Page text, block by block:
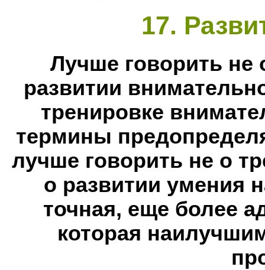
17.
Лучше говорить не
развитии
тренировке
термины
лучше говорить не о
о развитии умения
точная, еще более
которая